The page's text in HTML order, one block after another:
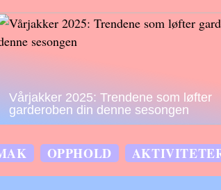
Vårjakker 2025: Trendene som løfter
garderoben din denne sesongen
OPPHOLD